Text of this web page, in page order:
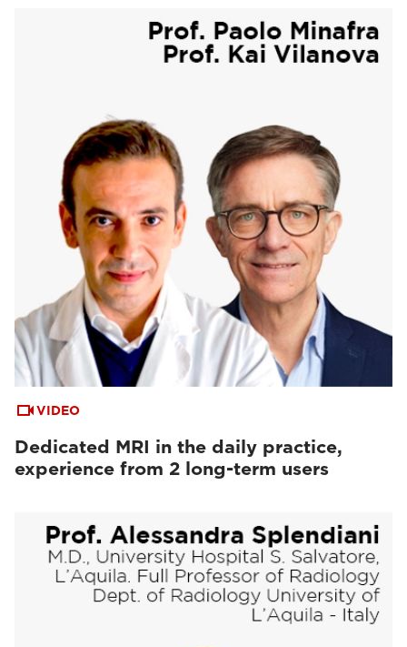
VIDEO
Dedicated MRI in the daily practice,
experience from 2 long-term users